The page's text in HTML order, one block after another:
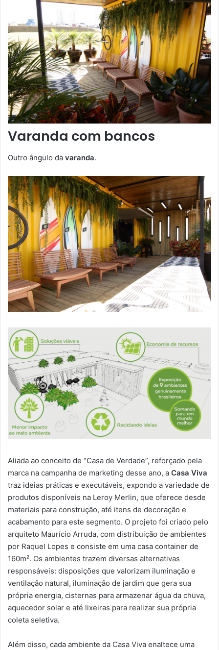
Varanda com bancos
Outro ângulo da varanda.
Aliada ao conceito de “Casa de Verdade”, reforçado pela
marca na campanha de marketing desse ano, a Casa Viva
traz ideias práticas e executáveis, expondo a variedade de
produtos disponíveis na Leroy Merlin, que oferece desde
materiais para construção, até itens de decoração e
acabamento para este segmento. O projeto foi criado pelo
arquiteto Maurício Arruda, com distribuição de ambientes
por Raquel Lopes e consiste em uma casa container de
160m². Os ambientes trazem diversas alternativas
responsáveis: disposições que valorizam iluminação e
ventilação natural, iluminação de jardim que gera sua
própria energia, cisternas para armazenar água da chuva,
aquecedor solar e até lixeiras para realizar sua própria
coleta seletiva.
Além disso, cada ambiente da Casa Viva enaltece uma